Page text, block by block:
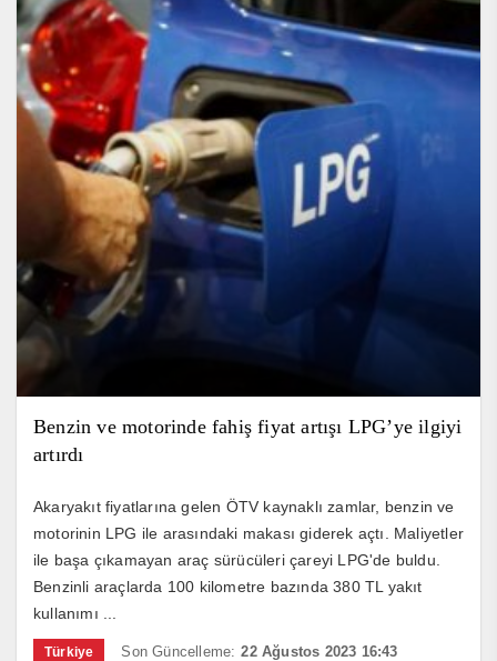
Benzin ve motorinde fahiş fiyat artışı LPG’ye ilgiyi
artırdı
Akaryakıt fiyatlarına gelen ÖTV kaynaklı zamlar, benzin ve
motorinin LPG ile arasındaki makası giderek açtı. Maliyetler
ile başa çıkamayan araç sürücüleri çareyi LPG'de buldu.
Benzinli araçlarda 100 kilometre bazında 380 TL yakıt
kullanımı ...
Türkiye Son Güncelleme: 22 Ağustos 2023 16:43